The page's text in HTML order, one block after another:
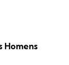
Homens